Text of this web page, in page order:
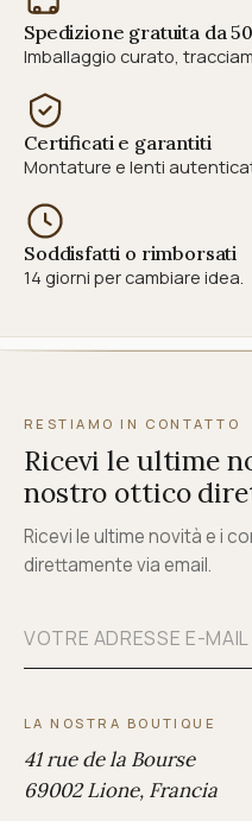
Spedizione gratuita da
Imballaggio curato,
Certificati e garantiti
Montature e lenti
Soddisfatti o rimborsati
14 giorni per cambiare idea.
RESTIAMO IN CONTATTO
Ricevi le ultime
nostro ottico
Ricevi le ultime novità e i
direttamente via email.
LA NOSTRA BOUTIQUE
41 rue de la Bourse
69002 Lione, Francia